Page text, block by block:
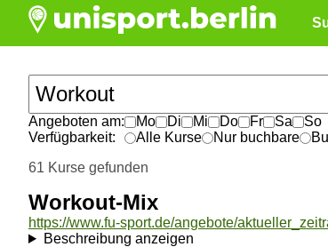
Angeboten am: Mo Di Mi Do Fr Sa
So
Verfügbarkeit:
Alle Kurse Nur buchbare
61 Kurse gefunden
Workout-Mix
https://www.fu-sport.de/angebote/
Beschreibung anzeigen